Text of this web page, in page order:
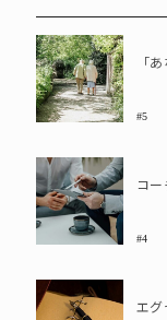
#5
#4